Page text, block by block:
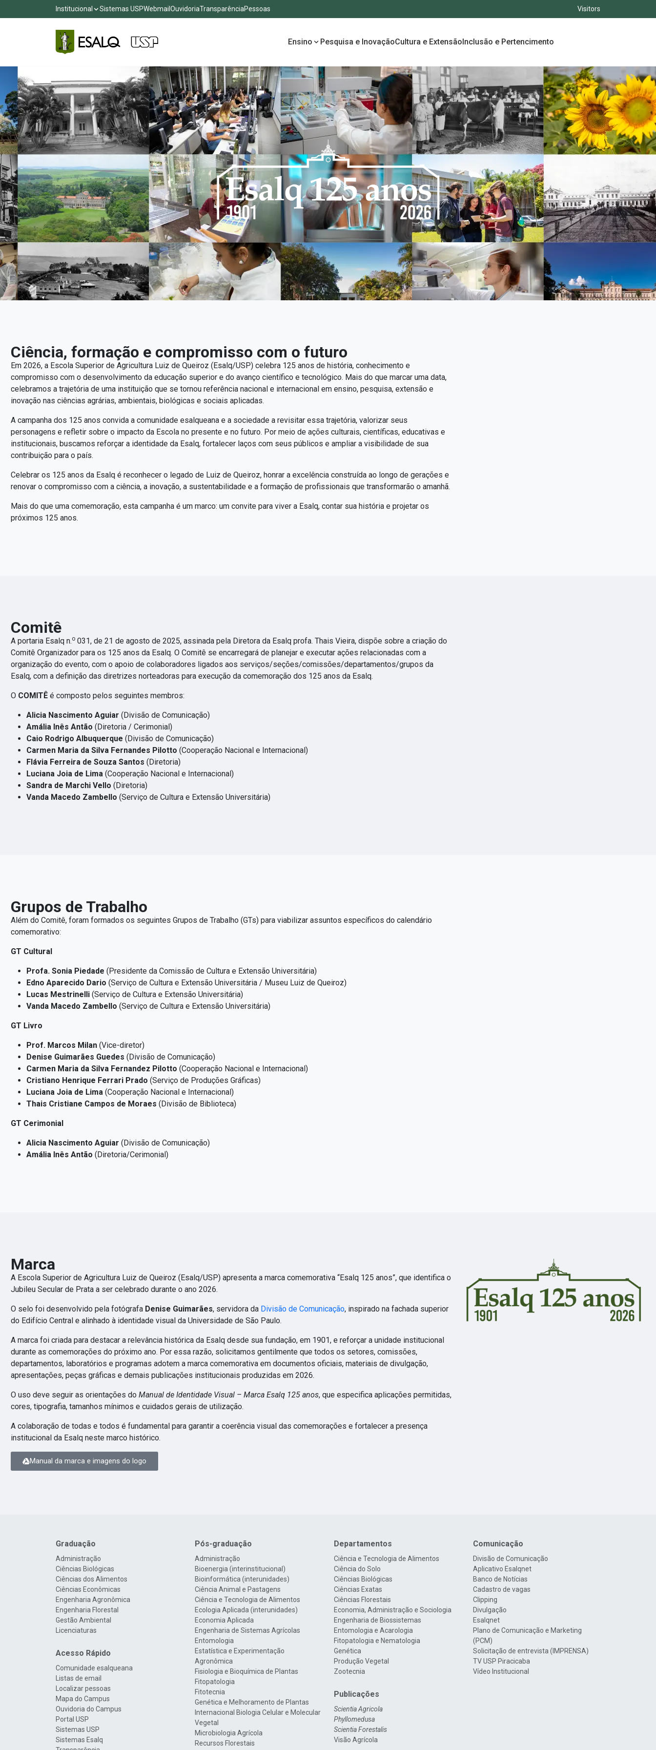
Institucional Sistemas USPWebmail OuvidoriaTransparênciaPessoas Visitors
Ensino Pesquisa e InovaçãoCultura e ExtensãoInclusão e Pertencimento
Ciência, formação e compromisso com o futuro
Em 2026, a Escola Superior de Agricultura Luiz de Queiroz (Esalq/USP) celebra 125 anos de história, conhecimento e
compromisso com o desenvolvimento da educação superior e do avanço científico e tecnológico. Mais do que marcar uma data,
celebramos a trajetória de uma instituição que se tornou referência nacional e internacional em ensino, pesquisa, extensão e
inovação nas ciências agrárias, ambientais, biológicas e sociais aplicadas.
A campanha dos 125 anos convida a comunidade esalqueana e a sociedade a revisitar essa trajetória, valorizar seus
personagens e refletir sobre o impacto da Escola no presente e no futuro. Por meio de ações culturais, científicas, educativas e
institucionais, buscamos reforçar a identidade da Esalq, fortalecer laços com seus públicos e ampliar a visibilidade de sua
contribuição para o país.
Celebrar os 125 anos da Esalq é reconhecer o legado de Luiz de Queiroz, honrar a excelência construída ao longo de gerações e
renovar o compromisso com a ciência, a inovação, a sustentabilidade e a formação de profissionais que transformarão o amanhã.
Mais do que uma comemoração, esta campanha é um marco: um convite para viver a Esalq, contar sua história e projetar os
próximos 125 anos.
Comitê
A portaria Esalq n.o 031, de 21 de agosto de 2025, assinada pela Diretora da Esalq profa. Thais Vieira, dispõe sobre a criação do
Comitê Organizador para os 125 anos da Esalq. O Comitê se encarregará de planejar e executar ações relacionadas com a
organização do evento, com o apoio de colaboradores ligados aos serviços/seções/comissões/departamentos/grupos da
Esalq, com a definição das diretrizes norteadoras para execução da comemoração dos 125 anos da Esalq.
O COMITÊ é composto pelos seguintes membros:
Alicia Nascimento Aguiar (Divisão de Comunicação)
Amália Inês Antão (Diretoria / Cerimonial)
Caio Rodrigo Albuquerque (Divisão de Comunicação)
Carmen Maria da Silva Fernandes Pilotto (Cooperação Nacional e Internacional)
Flávia Ferreira de Souza Santos (Diretoria)
Luciana Joia de Lima (Cooperação Nacional e Internacional)
Sandra de Marchi Vello (Diretoria)
Vanda Macedo Zambello (Serviço de Cultura e Extensão Universitária)
Grupos de Trabalho
Além do Comitê, foram formados os seguintes Grupos de Trabalho (GTs) para viabilizar assuntos específicos do calendário
comemorativo:
GT Cultural
Profa. Sonia Piedade (Presidente da Comissão de Cultura e Extensão Universitária)
Edno Aparecido Dario (Serviço de Cultura e Extensão Universitária / Museu Luiz de Queiroz)
Lucas Mestrinelli (Serviço de Cultura e Extensão Universitária)
Vanda Macedo Zambello (Serviço de Cultura e Extensão Universitária)
GT Livro
Prof. Marcos Milan (Vice-diretor)
Denise Guimarães Guedes (Divisão de Comunicação)
Carmen Maria da Silva Fernandez Pilotto (Cooperação Nacional e Internacional)
Cristiano Henrique Ferrari Prado (Serviço de Produções Gráficas)
Luciana Joia de Lima (Cooperação Nacional e Internacional)
Thais Cristiane Campos de Moraes (Divisão de Biblioteca)
GT Cerimonial
Alicia Nascimento Aguiar (Divisão de Comunicação)
Amália Inês Antão (Diretoria/Cerimonial)
Marca
A Escola Superior de Agricultura Luiz de Queiroz (Esalq/USP) apresenta a marca comemorativa “Esalq 125 anos”, que identifica o
Jubileu Secular de Prata a ser celebrado durante o ano 2026.
O selo foi desenvolvido pela fotógrafa Denise Guimarães, servidora da Divisão de Comunicação, inspirado na fachada superior
do Edifício Central e alinhado à identidade visual da Universidade de São Paulo.
A marca foi criada para destacar a relevância histórica da Esalq desde sua fundação, em 1901, e reforçar a unidade institucional
durante as comemorações do próximo ano. Por essa razão, solicitamos gentilmente que todos os setores, comissões,
departamentos, laboratórios e programas adotem a marca comemorativa em documentos oficiais, materiais de divulgação,
apresentações, peças gráficas e demais publicações institucionais produzidas em 2026.
O uso deve seguir as orientações do Manual de Identidade Visual – Marca Esalq 125 anos, que especifica aplicações permitidas,
cores, tipografia, tamanhos mínimos e cuidados gerais de utilização.
A colaboração de todas e todos é fundamental para garantir a coerência visual das comemorações e fortalecer a presença
institucional da Esalq neste marco histórico.
Manual da marca e imagens do logo
Graduação
Administração
Ciências Biológicas
Ciências dos Alimentos
Ciências Econômicas
Engenharia Agronômica
Engenharia Florestal
Gestão Ambiental
Licenciaturas
Acesso Rápido
Comunidade esalqueana
Listas de email
Localizar pessoas
Mapa do Campus
Ouvidoria do Campus
Portal USP
Sistemas USP
Sistemas Esalq
Pós-graduação
Administração
Bioenergia (interinstitucional)
Bioinformática (interunidades)
Ciência Animal e Pastagens
Ciência e Tecnologia de Alimentos
Ecologia Aplicada (interunidades)
Economia Aplicada
Engenharia de Sistemas Agrícolas
Entomologia
Estatística e Experimentação
Agronômica
Fisiologia e Bioquímica de Plantas
Fitopatologia
Fitotecnia
Genética e Melhoramento de Plantas
Internacional Biologia Celular e Molecular
Vegetal
Microbiologia Agrícola
Recursos Florestais
Departamentos
Ciência e Tecnologia de Alimentos
Ciência do Solo
Ciências Biológicas
Ciências Exatas
Ciências Florestais
Economia, Administração e Sociologia
Engenharia de Biossistemas
Entomologia e Acarologia
Fitopatologia e Nematologia
Genética
Produção Vegetal
Zootecnia
Publicações
Scientia Agricola
Phyllomedusa
Scientia Forestalis
Visão Agrícola
Comunicação
Divisão de Comunicação
Aplicativo Esalqnet
Banco de Notícias
Cadastro de vagas
Clipping
Divulgação
Esalqnet
Plano de Comunicação e Marketing
(PCM)
Solicitação de entrevista (IMPRENSA)
TV USP Piracicaba
Vídeo Institucional